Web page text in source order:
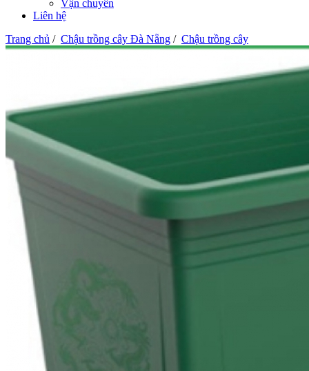
Vận chuyển
Liên hệ
Trang chủ / Chậu trồng cây Đà Nẵng / Chậu trồng cây